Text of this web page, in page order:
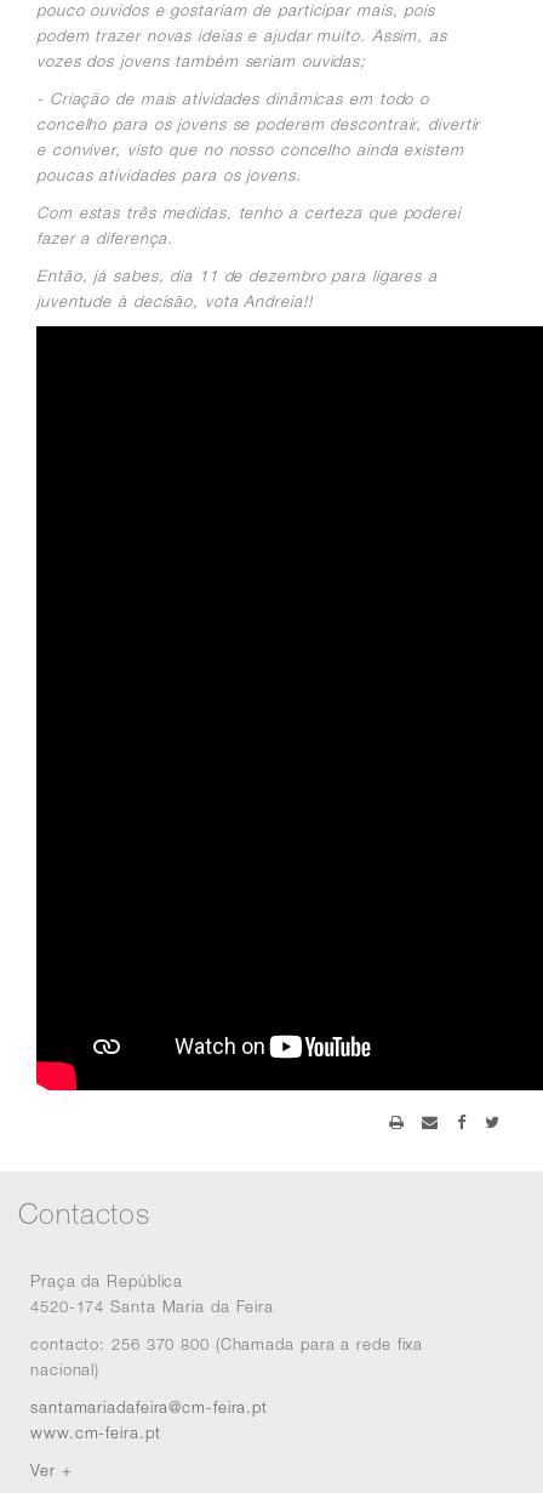
pouco ouvidos e gostariam de participar mais, pois
podem trazer novas ideias e ajudar muito. Assim, as
vozes dos jovens também seriam ouvidas;
- Criação de mais atividades dinâmicas em todo o
concelho para os jovens se poderem descontrair, divertir
e conviver, visto que no nosso concelho ainda existem
poucas atividades para os jovens.
Com estas três medidas, tenho a certeza que poderei
fazer a diferença.
Então, já sabes, dia 11 de dezembro para ligares a
juventude à decisão, vota Andreia!!
Contactos
Praça da República
4520-174 Santa Maria da Feira
contacto: 256 370 800 (Chamada para a rede fixa
nacional)
santamariadafeira@cm-feira.pt
www.cm-feira.pt
Ver +